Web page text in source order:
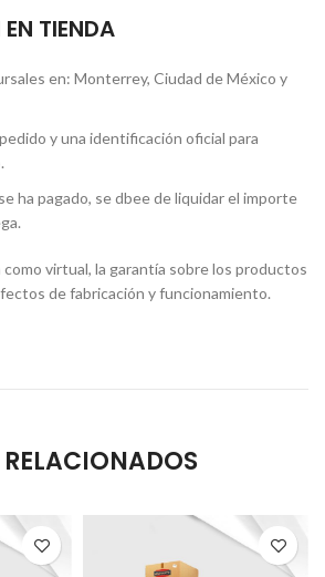
TIENDA
en: Monterrey, Ciudad de México y
y una identificación oficial para
ha pagado, se dbee de liquidar el importe
virtual, la garantía sobre los productos
de fabricación y funcionamiento.